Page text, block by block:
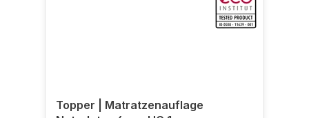
Topper | Matratzenauflage